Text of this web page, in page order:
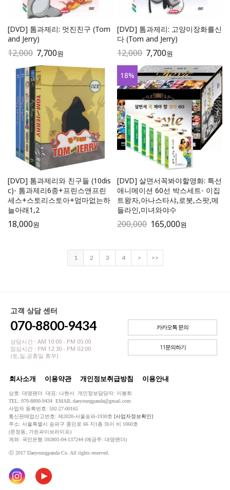
[DVD] 톰과제리: 멋진친구 (Tom
and Jerry)
12,000 7,700원
[DVD] 톰과제리: 고양이장화를신
다 (Tom and Jerry)
12,000 7,700원
[DVD] 톰과제리와 친구들 (10dis
c)- 톰과제리6종+프린스앤프린
세스+스토리스토아+엄마없는하
늘아래1,2
18,000원
18%
[DVD] 살면서꼭봐야할영화: 특선
애니메이션 60선 박스세트- 이집
트왕자,아나스타샤,로봇,스팟,메
들라인,미녀와야수
200,000 165,000원
1 2 3 4 > >>
고객 상담 센터
070-8800-9434
상담시간 : AM 10:00 - PM 05:00
점심시간 : PM 12:30 - PM 02:00
(토,일,공휴일 휴무)
카카오톡 문의
1:1문의하기
회사소개 이용약관 개인정보취급방침 이용안내
상호: 대영팬더 대표: 나현서 개인정보담당자: 이봉희
TEL: 070-8800-9434 EMAIL:daeyoungpanda@gmail.com
사업자 등록번호: 592-27-00165
통신판매업신고번호: 제2020-서울송파-1930호 [사업자정보확인]
주소: 서울특별시 송파구 충민로 66 지1층 와이 비 1060호
(문정동, 가든파이브라이프)
계좌: 국민은행 592801-04-137244 (예금주: 대영팬더)
ⓒ 2017 Daeyoungpanda Co. All rights reserved.